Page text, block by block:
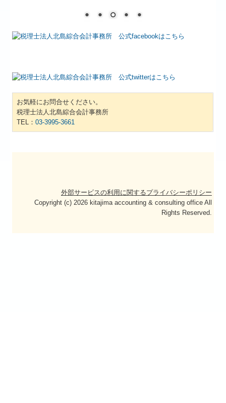
お気軽にお問合せください。
税理士法人北島綜合会計事務所
TEL：03-3995-3661
外部サービスの利用に関するプライバシーポリシー
Copyright (c) 2026 kitajima accounting & consulting office All
Rights Reserved.